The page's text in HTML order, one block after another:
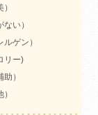
い）
ゲン）
リー)
）